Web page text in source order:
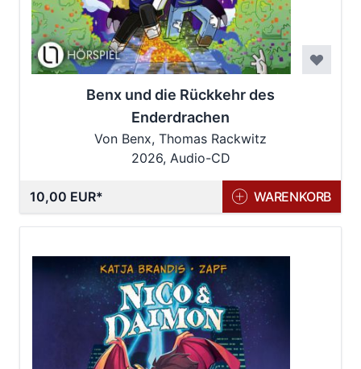
Benx und die Rückkehr des
Enderdrachen
Von Benx, Thomas Rackwitz
2026, Audio-CD
10,00 EUR WARENKORB